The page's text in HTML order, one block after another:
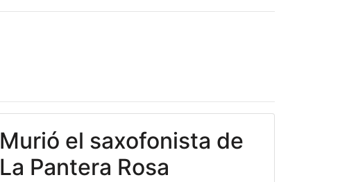
Murió el saxofonista de
La Pantera Rosa